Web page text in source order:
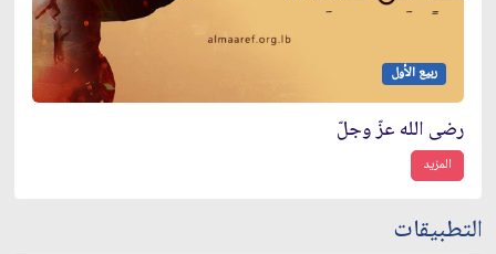
ربيع الأول
رضى الله عزّ وجلّ
المزيد
التطبيقات